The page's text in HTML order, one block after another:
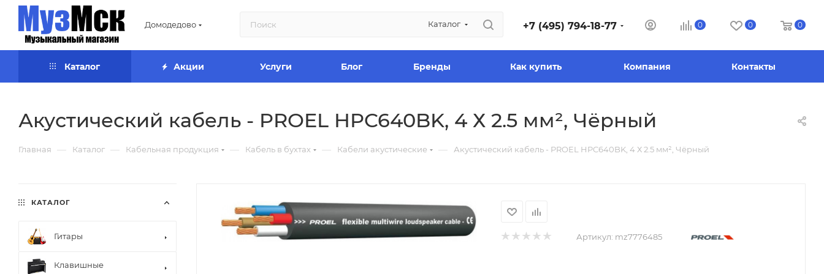
Домодедово Каталог +7 (495) 794-18-77 0 0 0
Каталог Акции Услуги Блог Бренды Как купить Компания Контакты
Акустический кабель - PROEL HPC640BK, 4 Х 2.5 мм², Чёрный
Главная — Каталог — Кабельная продукция — Кабель в бухтах — Кабели акустические — Акустический кабель - PROEL HPC640BK, 4 Х 2.5 мм², Чёрный
Артикул: mz7776485
КАТАЛОГ
Гитары
Клавишные